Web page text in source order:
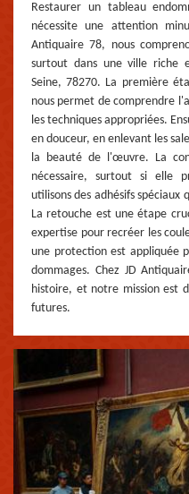
Restaurer un tableau
nécessite une attention
Antiquaire 78, nous
surtout dans une ville riche
Seine, 78270. La première
nous permet de comprendre
les techniques appropriées.
en douceur, en enlevant les
la beauté de l'œuvre. La
nécessaire, surtout si elle
utilisons des adhésifs
La retouche est une étape
expertise pour recréer les
une protection est appliquée
dommages. Chez JD
histoire, et notre mission est
futures.